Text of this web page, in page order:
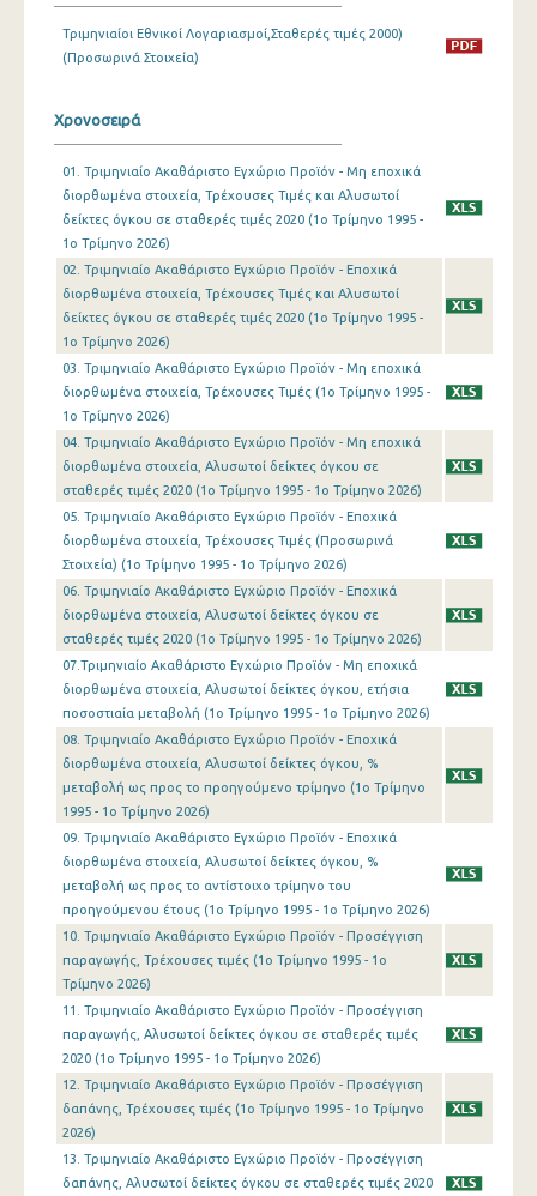
4o Τρίμηνο 2019
2o Τρίμηνο 2019
1o Τρίμηνο 2019
4o Τρίμηνο 2018
3o Τρίμηνο 2018
2o Τρίμηνο 2018
1o Τρίμηνο 2018
4o Τρίμηνο 2017
3o Τρίμηνο 2017
2o Τρίμηνο 2017
1o Τρίμηνο 2017
4o Τρίμηνο 2016
3o Τρίμηνο 2016
2o Τρίμηνο 2016
1o Τρίμηνο 2016
4o Τρίμηνο 2015
3o Τρίμηνο 2015
2o Τρίμηνο 2015
1o Τρίμηνο 2015
4o Τρίμηνο 2014
3o Τρίμηνο 2014
2o Τρίμηνο 2014
1o Τρίμηνο 2014
4o Τρίμηνο 2013
3o Τρίμηνο 2013
2o Τρίμηνο 2013
Τριμηνιαίοι Εθνικοί Λογαριασμοί,Σταθερές τιμές 2000)
(Προσωρινά Στοιχεία)
Χρονοσειρά
01. Τριμηνιαίο Ακαθάριστο Εγχώριο Προϊόν - Μη εποχικά
διορθωμένα στοιχεία, Τρέχουσες Τιμές και Αλυσωτοί
δείκτες όγκου σε σταθερές τιμές 2020 (1o Τρίμηνο 1995 -
1o Τρίμηνο 2026)
02. Τριμηνιαίο Ακαθάριστο Εγχώριο Προϊόν - Εποχικά
διορθωμένα στοιχεία, Τρέχουσες Τιμές και Αλυσωτοί
δείκτες όγκου σε σταθερές τιμές 2020 (1o Τρίμηνο 1995 -
1o Τρίμηνο 2026)
03. Τριμηνιαίο Ακαθάριστο Εγχώριο Προϊόν - Μη εποχικά
διορθωμένα στοιχεία, Τρέχουσες Τιμές (1o Τρίμηνο 1995 -
1o Τρίμηνο 2026)
04. Τριμηνιαίο Ακαθάριστο Εγχώριο Προϊόν - Μη εποχικά
διορθωμένα στοιχεία, Αλυσωτοί δείκτες όγκου σε
σταθερές τιμές 2020 (1o Τρίμηνο 1995 - 1o Τρίμηνο 2026)
05. Τριμηνιαίο Ακαθάριστο Εγχώριο Προϊόν - Εποχικά
διορθωμένα στοιχεία, Τρέχουσες Τιμές (Προσωρινά
Στοιχεία) (1o Τρίμηνο 1995 - 1o Τρίμηνο 2026)
06. Τριμηνιαίο Ακαθάριστο Εγχώριο Προϊόν - Εποχικά
διορθωμένα στοιχεία, Αλυσωτοί δείκτες όγκου σε
σταθερές τιμές 2020 (1o Τρίμηνο 1995 - 1o Τρίμηνο 2026)
07.Τριμηνιαίο Ακαθάριστο Εγχώριο Προϊόν - Μη εποχικά
διορθωμένα στοιχεία, Αλυσωτοί δείκτες όγκου, ετήσια
ποσοστιαία μεταβολή (1o Τρίμηνο 1995 - 1o Τρίμηνο 2026)
08. Τριμηνιαίο Ακαθάριστο Εγχώριο Προϊόν - Εποχικά
διορθωμένα στοιχεία, Αλυσωτοί δείκτες όγκου, %
μεταβολή ως προς το προηγούμενο τρίμηνο (1o Τρίμηνο
1995 - 1o Τρίμηνο 2026)
09. Τριμηνιαίο Ακαθάριστο Εγχώριο Προϊόν - Εποχικά
διορθωμένα στοιχεία, Αλυσωτοί δείκτες όγκου, %
μεταβολή ως προς το αντίστοιχο τρίμηνο του
προηγούμενου έτους (1o Τρίμηνο 1995 - 1o Τρίμηνο 2026)
10. Τριμηνιαίο Ακαθάριστο Εγχώριο Προϊόν - Προσέγγιση
παραγωγής, Τρέχουσες τιμές (1o Τρίμηνο 1995 - 1o
Τρίμηνο 2026)
11. Τριμηνιαίο Ακαθάριστο Εγχώριο Προϊόν - Προσέγγιση
παραγωγής, Αλυσωτοί δείκτες όγκου σε σταθερές τιμές
2020 (1o Τρίμηνο 1995 - 1o Τρίμηνο 2026)
12. Τριμηνιαίο Ακαθάριστο Εγχώριο Προϊόν - Προσέγγιση
δαπάνης, Τρέχουσες τιμές (1o Τρίμηνο 1995 - 1o Τρίμηνο
2026)
13. Τριμηνιαίο Ακαθάριστο Εγχώριο Προϊόν - Προσέγγιση
δαπάνης, Αλυσωτοί δείκτες όγκου σε σταθερές τιμές 2020